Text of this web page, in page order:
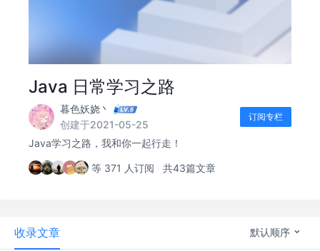
Java 日常学习之路
暮色妖娆丶
创建于2021-05-25
订阅专栏
Java学习之路，我和你一起行走！
等 371 人订阅 共43篇文章
收录文章 默认顺序